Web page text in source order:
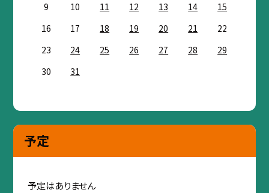
9
10 11 12 13 14
15
16
17 18 19 20 21
22
23
24 25 26 27 28
29
30
31
予定
予定はありません